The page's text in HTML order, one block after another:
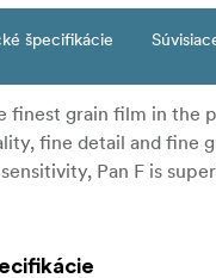
špecifikácie
finest grain film in the
fine detail and fine
Pan F is